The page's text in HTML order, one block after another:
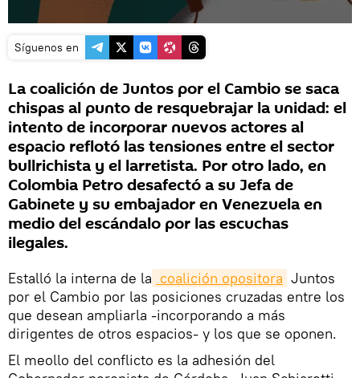
Síguenos en
La coalición de Juntos por el Cambio se saca
chispas al punto de resquebrajar la unidad: el
intento de incorporar nuevos actores al
espacio reflotó las tensiones entre el sector
bullrichista y el larretista. Por otro lado, en
Colombia Petro desafectó a su Jefa de
Gabinete y su embajador en Venezuela en
medio del escándalo por las escuchas
ilegales.
Estalló la interna de la coalición opositora Juntos
por el Cambio por las posiciones cruzadas entre los
que desean ampliarla -incorporando a más
dirigentes de otros espacios- y los que se oponen.
El meollo del conflicto es la adhesión del